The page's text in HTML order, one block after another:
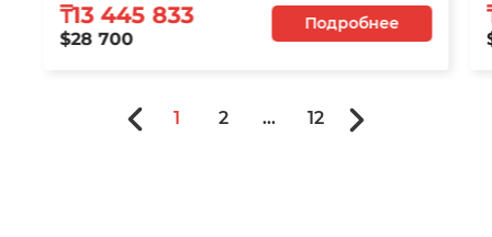
₸13 445 833
$28 700
Подробнее
1 2 ... 12